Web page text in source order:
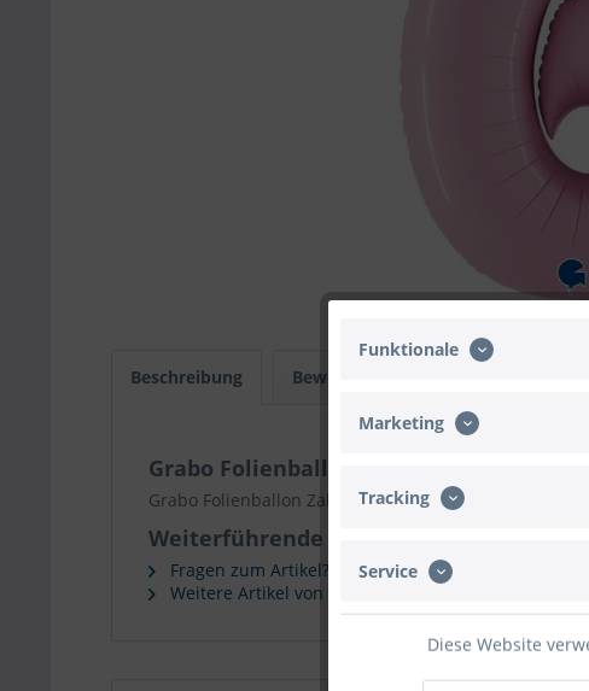
Beschreibung Bewertungen
Grabo Folienballon Zahl 6 Pastel Pink
Grabo Folienballon Zahl 6 Pastel Pink 100cm/40"
Weiterführende Links zu "Grabo
Fragen zum Artikel?
Weitere Artikel von Grabo
Funktionale
Marketing
Tracking
Service
Diese Website